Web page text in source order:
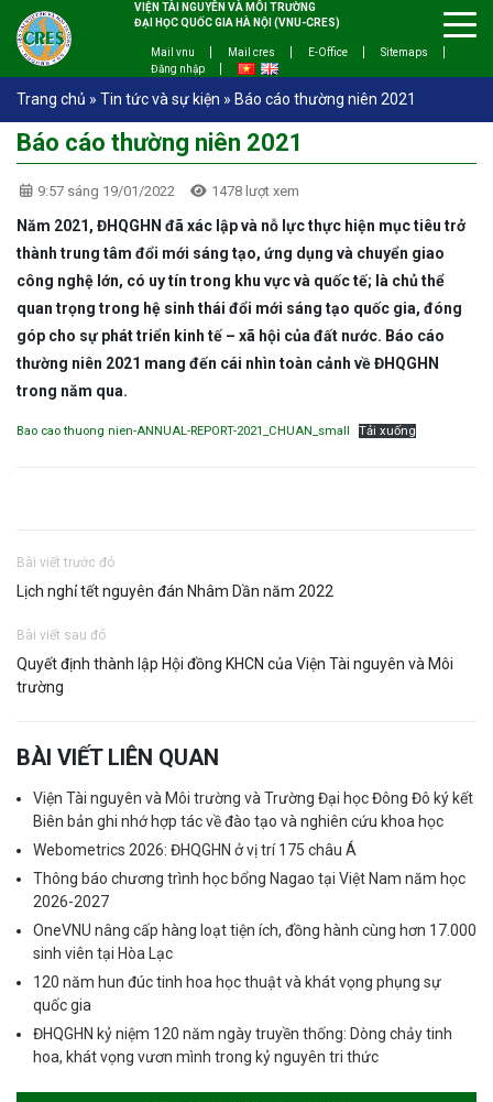
VIỆN TÀI NGUYÊN VÀ MÔI TRƯỜNG
ĐẠI HỌC QUỐC GIA HÀ NỘI (VNU-CRES)
Mail vnu Mail cres E-Office
Sitemaps
Đăng nhập
Trang chủ » Tin tức và sự kiện » Báo cáo thường niên 2021
Báo cáo thường niên 2021
9:57 sáng 19/01/2022 1478 lượt xem
Năm 2021, ĐHQGHN đã xác lập và nỗ lực thực hiện mục tiêu trở
thành trung tâm đổi mới sáng tạo, ứng dụng và chuyển giao
công nghệ lớn, có uy tín trong khu vực và quốc tế; là chủ thể
quan trọng trong hệ sinh thái đổi mới sáng tạo quốc gia, đóng
góp cho sự phát triển kinh tế – xã hội của đất nước. Báo cáo
thường niên 2021 mang đến cái nhìn toàn cảnh về ĐHQGHN
trong năm qua.
Bao cao thuong nien-ANNUAL-REPORT-2021_CHUAN_small Tải xuống
Bài viết trước đó
Lịch nghỉ tết nguyên đán Nhâm Dần năm 2022
Bài viết sau đó
Quyết định thành lập Hội đồng KHCN của Viện Tài nguyên và Môi
trường
BÀI VIẾT LIÊN QUAN
Viện Tài nguyên và Môi trường và Trường Đại học Đông Đô ký kết
Biên bản ghi nhớ hợp tác về đào tạo và nghiên cứu khoa học
Webometrics 2026: ĐHQGHN ở vị trí 175 châu Á
Thông báo chương trình học bổng Nagao tại Việt Nam năm học
2026-2027
OneVNU nâng cấp hàng loạt tiện ích, đồng hành cùng hơn 17.000
sinh viên tại Hòa Lạc
120 năm hun đúc tinh hoa học thuật và khát vọng phụng sự
quốc gia
ĐHQGHN kỷ niệm 120 năm ngày truyền thống: Dòng chảy tinh
hoa, khát vọng vươn mình trong kỷ nguyên tri thức